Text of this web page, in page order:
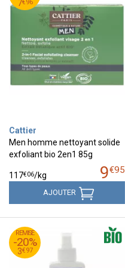
7€96
7
Cattier
Men homme nettoyant solide
exfoliant bio 2en1 85g
9€95
117€06/kg
AJOUTER
REMISE
-20%
3€97
4
€
95
3
€
97